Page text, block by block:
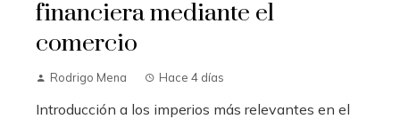
financiera mediante el
comercio
Rodrigo Mena Hace 4 días
Introducción a los imperios más relevantes en el